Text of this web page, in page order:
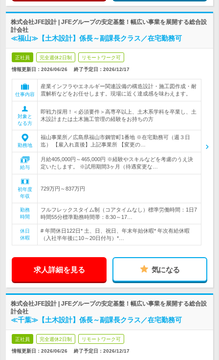
株式会社JFE設計 | JFEグループの安定基盤！幅広い事業を展開する総合設
計会社
≪福山≫【土木設計】係長～副課長クラス／在宅勤務可
正社員 完全週休2日制 リモートワーク可
情報更新日：2026/06/26 終了予定日： 2026/12/17
仕事内容
産業インフラやエネルギー関連設備の構造設計・施工図作成・耐
震解析などをお任せします。現場に近く達成感を味わえます。
対象と
なる方
即戦力採用！＜必須要件＞高専卒以上、土木系学科を卒業し、土
木設計または土木施工管理の経験をお持ちの方
勤務地
福山事業所／広島県福山市鋼管町1番地 ※在宅勤務可（週３日
迄） 【雇入れ直後】上記事業所 【変更の…
給与
月給405,000円～465,000円 ※経験やスキルなどを考慮のうえ決
定いたします。 ※試用期間3ヶ月（待遇変更な…
初年度
年収
729万円～837万円
勤務
時間
フルフレックスタイム制（コアタイムなし）標準労働時間：1日7
時間55分標準勤務時間帯：8:30～17…
休日
休暇
# 年間休日122日* 土、日、祝日、年末年始休暇* 年次有給休暇
（入社半年後に10～20日付与）*…
求人詳細を見る 気になる
株式会社JFE設計 | JFEグループの安定基盤！幅広い事業を展開する総合設
計会社
≪千葉≫【土木設計】係長～副課長クラス／在宅勤務可
正社員 完全週休2日制 リモートワーク可
情報更新日：2026/06/26 終了予定日： 2026/12/17